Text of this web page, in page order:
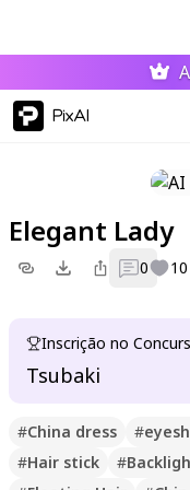
PixAI
Elegant Lady
0 10
Inscrição no
Tsubaki
#China dress #
#Hair stick #